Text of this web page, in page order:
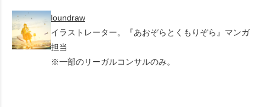
loundraw
イラストレーター。『あおぞらとくもりぞら』マンガ
担当
※一部のリーガルコンサルのみ。